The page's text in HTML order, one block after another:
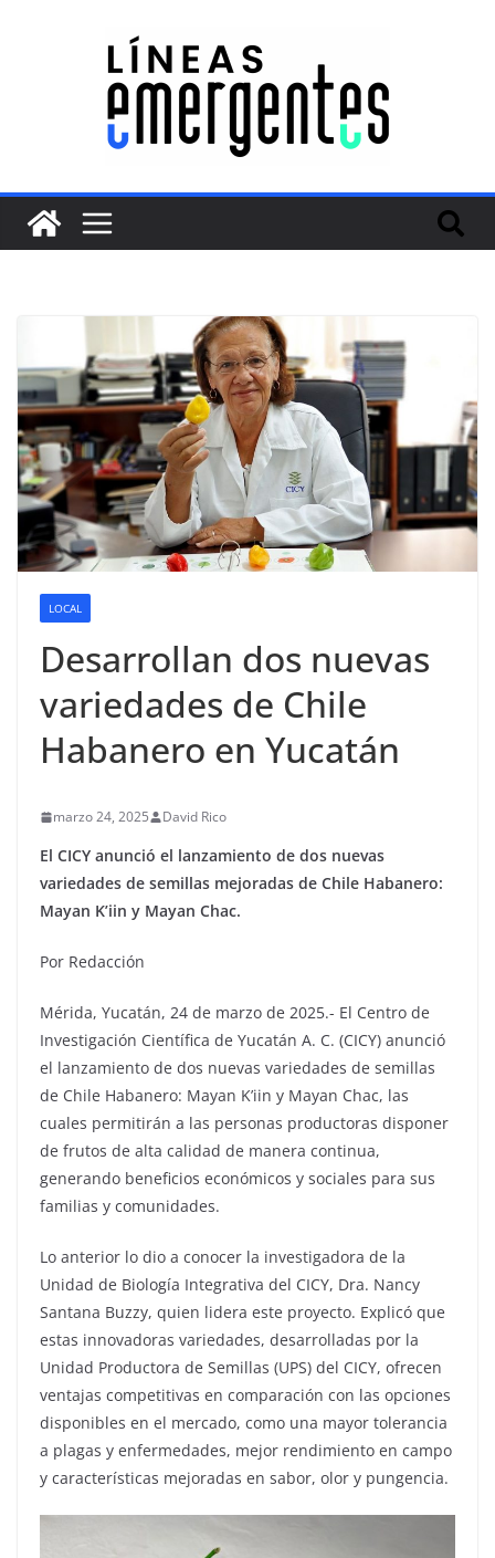
LOCAL
Desarrollan dos nuevas
variedades de Chile
Habanero en Yucatán
marzo 24, 2025 David Rico
El CICY anunció el lanzamiento de dos nuevas
variedades de semillas mejoradas de Chile Habanero:
Mayan K’iin y Mayan Chac.
Por Redacción
Mérida, Yucatán, 24 de marzo de 2025.- El Centro de
Investigación Científica de Yucatán A. C. (CICY) anunció
el lanzamiento de dos nuevas variedades de semillas
de Chile Habanero: Mayan K’iin y Mayan Chac, las
cuales permitirán a las personas productoras disponer
de frutos de alta calidad de manera continua,
generando beneficios económicos y sociales para sus
familias y comunidades.
Lo anterior lo dio a conocer la investigadora de la
Unidad de Biología Integrativa del CICY, Dra. Nancy
Santana Buzzy, quien lidera este proyecto. Explicó que
estas innovadoras variedades, desarrolladas por la
Unidad Productora de Semillas (UPS) del CICY, ofrecen
ventajas competitivas en comparación con las opciones
disponibles en el mercado, como una mayor tolerancia
a plagas y enfermedades, mejor rendimiento en campo
y características mejoradas en sabor, olor y pungencia.